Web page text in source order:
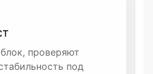
проверяют
под